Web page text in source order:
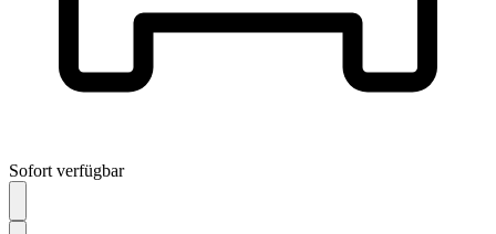
Sofort verfügbar